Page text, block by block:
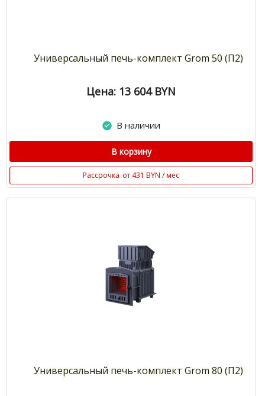
Универсальный печь-комплект Grom 50 (П2)
Цена: 13 604 BYN
В наличии
В корзину
Рассрочка от 431 BYN / мес
Универсальный печь-комплект Grom 80 (П2)